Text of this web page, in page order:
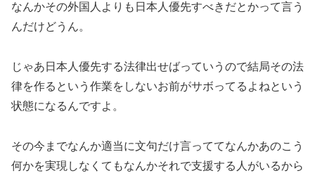
なんかその外国人よりも日本人優先すべきだとかって言う
んだけどうん。
じゃあ日本人優先する法律出せばっていうので結局その法
律を作るという作業をしないお前がサボってるよねという
状態になるんですよ。
その今までなんか適当に文句だけ言っててなんかあのこう
何かを実現しなくてもなんかそれで支援する人がいるから